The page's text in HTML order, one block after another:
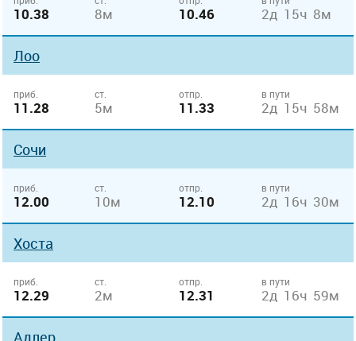
10.38 8м 10.46 2д 15ч 8м
Лоо
приб.
11.28
ст.
5м
отпр.
11.33
в пути
2д 15ч 58м
Сочи
приб.
12.00
ст.
10м
отпр.
12.10
в пути
2д 16ч 30м
Хоста
приб.
12.29
ст.
2м
отпр.
12.31
в пути
2д 16ч 59м
Адлер